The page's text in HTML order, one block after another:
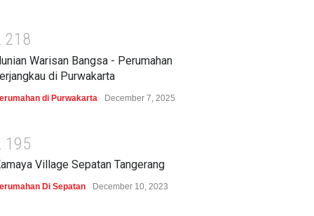
21 8
Warisan Bangsa - Perumahan
di Purwakarta
di Purwakarta December 7, 2025
1 95
Village Sepatan Tangerang
Di Sepatan December 10, 2023